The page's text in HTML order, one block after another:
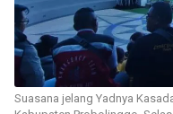
Suasana jelang Yadnya